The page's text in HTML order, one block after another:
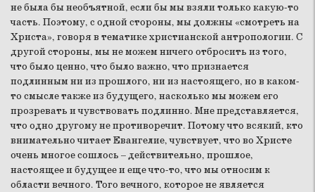
не была бы необъятной, если бы мы взяли только какую-то
часть. Поэтому, с одной стороны, мы должны «смотреть на
Христа», говоря в тематике христианской антропологии. С
другой стороны, мы не можем ничего отбросить из того,
что было ценно, что было важно, что признается
подлинным ни из прошлого, ни из настоящего, но в каком-
то смысле также из будущего, насколько мы можем его
прозревать и чувствовать подлинно. Мне представляется,
что одно другому не противоречит. Потому что всякий, кто
внимательно читает Евангелие, чувствует, что во Христе
очень многое сошлось – действительно, прошлое,
настоящее и будущее и еще что-то, что мы относим к
области вечного. Того вечного, которое не является